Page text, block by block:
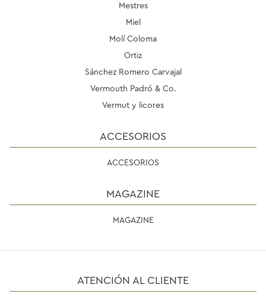
Mestres
Miel
Molí Coloma
Ortiz
Sánchez Romero Carvajal
Vermouth Padró & Co.
Vermut y licores
ACCESORIOS
ACCESORIOS
MAGAZINE
MAGAZINE
ATENCIÓN AL CLIENTE